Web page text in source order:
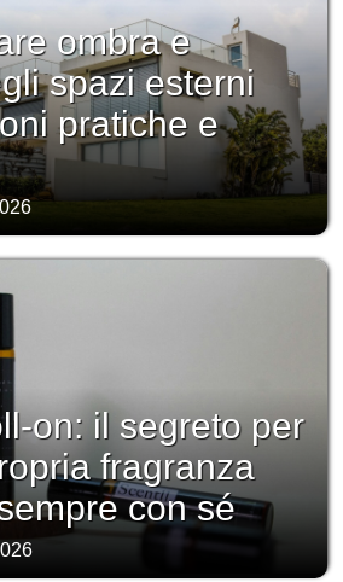
ombra e
spazi esterni
pratiche e
on: il segreto per
fragranza
con sé